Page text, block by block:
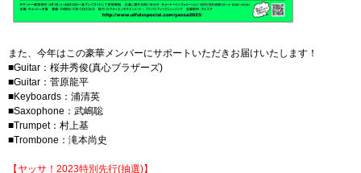
また、今年はこの豪華メンバーにサポートいただきお届けいたします！
■Guitar：桜井秀俊(真心ブラザーズ)
■Guitar：菅原龍平
■Keyboards：浦清英
■Saxophone：武嶋聡
■Trumpet：村上基
■Trombone：滝本尚史
【ヤッサ！2023特別先行(抽選)】